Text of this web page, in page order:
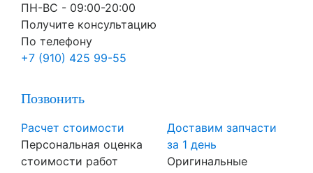
ПН-ВC - 09:00-20:00
Получите консультацию
По телефону
+7 (910) 425 99-55
Позвонить
Расчет стоимости
Персональная оценка
стоимости работ
Доставим запчасти
за 1 день
Оригинальные